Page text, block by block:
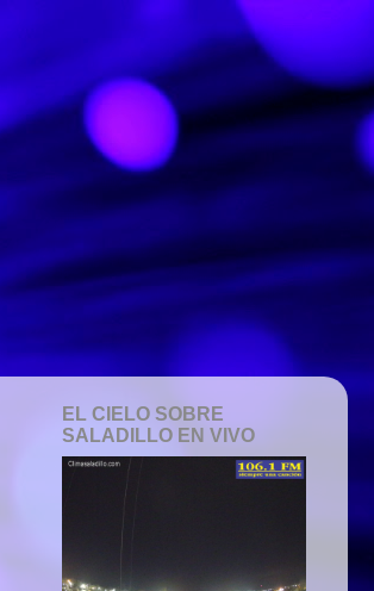
EL CIELO SOBRE
SALADILLO EN VIVO